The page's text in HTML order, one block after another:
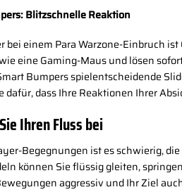
Blitzschnelle Reaktion
bei einem Para Warzone-Einbruch
eine Gaming-Maus und lösen
Bumpers spielentscheidende
dafür, dass Ihre Reaktionen Ihrer
Ihren Fluss bei
Begegnungen ist es schwierig,
können Sie flüssig gleiten,
aggressiv und Ihr Ziel